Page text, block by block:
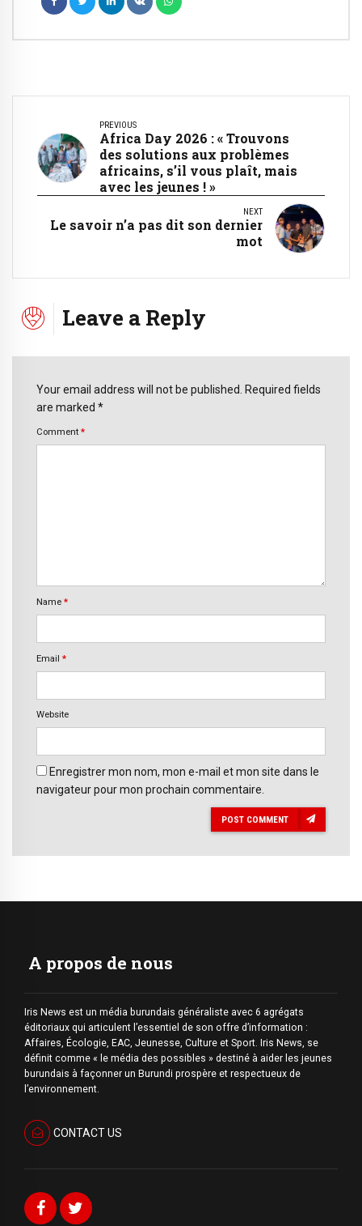
PREVIOUS
Africa Day 2026 : « Trouvons
des solutions aux problèmes
africains, s’il vous plaît, mais
avec les jeunes ! »
NEXT
Le savoir n’a pas dit son dernier
mot
Leave a Reply
Your email address will not be published. Required fields
are marked *
Comment *
Name *
Email *
Website
Enregistrer mon nom, mon e-mail et mon site dans le
navigateur pour mon prochain commentaire.
POST COMMENT
A propos de nous
Iris News est un média burundais généraliste avec 6 agrégats
éditoriaux qui articulent l’essentiel de son offre d’information :
Affaires, Écologie, EAC, Jeunesse, Culture et Sport. Iris News, se
définit comme « le média des possibles » destiné à aider les jeunes
burundais à façonner un Burundi prospère et respectueux de
l’environnement.
CONTACT US